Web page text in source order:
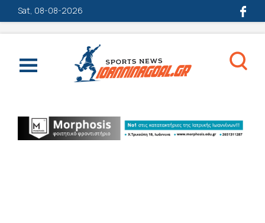
Sat, 08-08-2026